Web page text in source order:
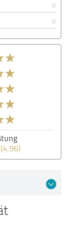
0
0